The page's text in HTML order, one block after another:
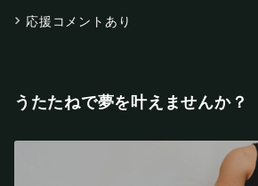
応援コメントあり
うたたねで夢を叶えませんか？